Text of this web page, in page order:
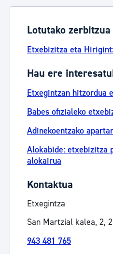
Lotutako zerbitzua
Etxebizitza eta
Hau ere
Etxegintzan hitzordua
Babes ofizialeko
Adinekoentzako
Alokabide: etxebizitza
alokairua
Kontaktua
Etxegintza
San Martzial kalea, 2,
943 481 765